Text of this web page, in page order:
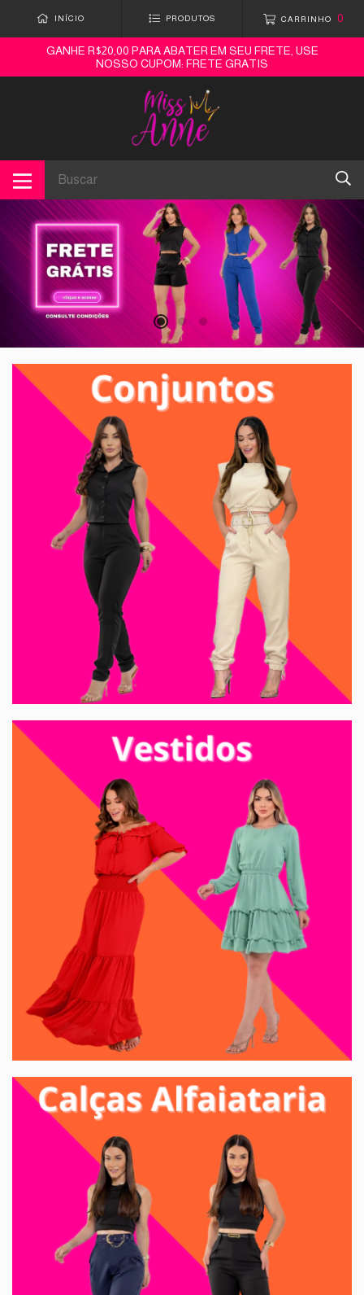
INÍCIO PRODUTOS CARRINHO 0
GANHE R$20,00 PARA ABATER EM SEU FRETE, USE
NOSSO CUPOM: FRETE GRATIS